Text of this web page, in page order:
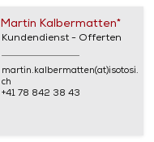
Martin Kalbermatten*
Kundendienst - Offerten
martin.kalbermatten(at)isotosi.
ch
+41 78 842 38 43